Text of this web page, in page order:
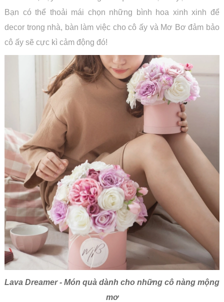
Bạn có thể thoải mái chọn những bình hoa xinh xinh để
decor trong nhà, bàn làm việc cho cô ấy và Mơ Bơ đảm bảo
cô ấy sẽ cực kì cảm động đó!
Lava Dreamer - Món quà dành cho những cô nàng mộng
mơ